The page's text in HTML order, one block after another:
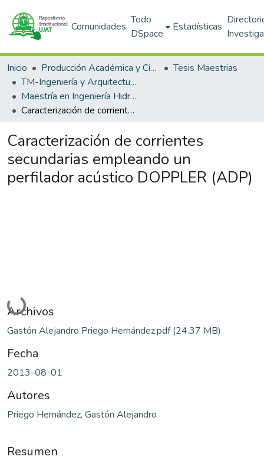
Comunidades
Todo
DSpace
Estadísticas
Inicio Producción Académica y Científica
Tesis Maestrias
TM-Ingeniería y Arquitectura (DAIA)
Maestría en Ingeniería Hidráulica
Caracterización de corrientes secundarias empleando un perfilador acústico DOPPLER (ADP)
Caracterización de corrientes
secundarias empleando un
perfilador acústico DOPPLER (ADP)
Cargando...
Archivos
Gastón Alejandro Priego Hernández.pdf(24.37 MB)
Fecha
2013-08-01
Autores
Priego Hernández, Gastón Alejandro
Resumen